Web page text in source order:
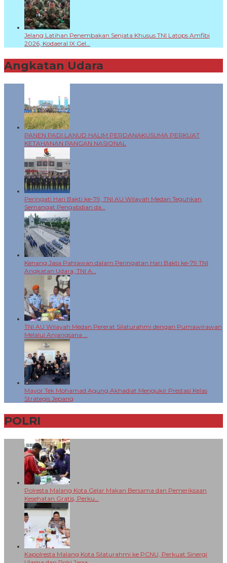
Jelang Latihan Penembakan Senjata Khusus TNI Latops Amfibi
2026, Kodaeral IX Gel…
Angkatan Udara
PANEN PADI LANUD HALIM PERDANAKUSUMA PERKUAT
KETAHANAN PANGAN NASIONAL
Peringati Hari Bakti ke-79, TNI AU Wilayah Medan Teguhkan
Semangat Pengabdian da…
Kenang Jasa Pahlawan dalam Peringatan Hari Bakti ke-79 TNI
Angkatan Udara, TNI A…
TNI AU Wilayah Medan Pererat Silaturahmi dengan Purnawirawan
Melalui Anjangsana …
Mayor Tek Mohamad Agung Akhadiat Mengukir Prestasi Kelas
Strategis Jepang
POLRI
Polresta Malang Kota Gelar Makan Bersama dan Pemeriksaan
Kesehatan Gratis, Perku…
Kapolresta Malang Kota Silaturahmi ke PCNU, Perkuat Sinergi